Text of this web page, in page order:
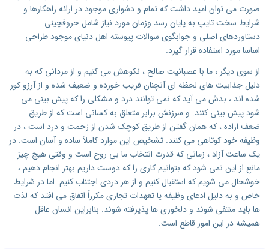
صورت می توان امید داشت که تمام و دشواری موجود در ارائه راهکارها و
شرایط سخت تایپ به پایان رسد وزمان مورد نیاز شامل حروفچینی
دستاوردهای اصلی و جوابگوی سوالات پیوسته اهل دنیای موجود طراحی
اساسا مورد استفاده قرار گیرد.
از سوی دیگر ، ما با عصبانیت صالح ، نكوهش می كنیم و از مردانی كه به
دلیل جذابیت های لحظه ای آنچنان فریب خورده و ضعیف شده و از آرزو كور
شده اند ، بدش می آید كه نمی توانند درد و مشكلی را كه پیش بینی می
شود پیش بینی كنند. و سرزنش برابر متعلق به کسانی است که از طریق
ضعف اراده ، که همان گفتن از طریق کوچک شدن از زحمت و درد است ، در
وظیفه خود کوتاهی می کنند. تشخیص این موارد کاملاً ساده و آسان است. در
یک ساعت آزاد ، زمانی که قدرت انتخاب ما بی روح است و وقتی هیچ چیز
مانع از این نمی شود که بتوانیم کاری را که دوست داریم بهتر انجام دهیم ،
خوشحال می شویم که استقبال کنیم و از هر دردی اجتناب کنیم. اما در شرایط
خاص و به دلیل ادعای وظیفه یا تعهدات تجاری مکرراً اتفاق می افتد که لذت
ها باید منتفی شوند و دلخوری ها پذیرفته شوند. بنابراین انسان عاقل
همیشه در این امور قاطع است.